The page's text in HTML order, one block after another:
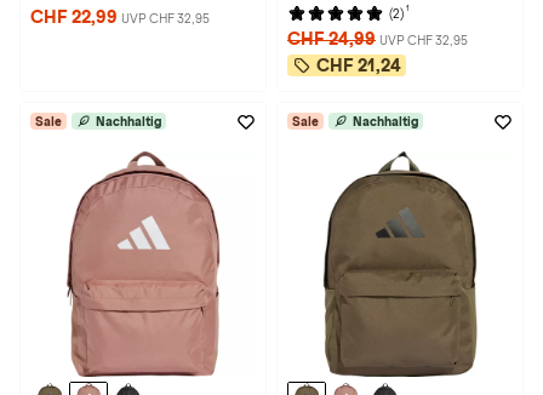
CHF 22,99 UVP CHF 32,95 (2) 1
CHF 24,99 UVP CHF 32,95
CHF 21,24
Sale Nachhaltig Sale Nachhaltig